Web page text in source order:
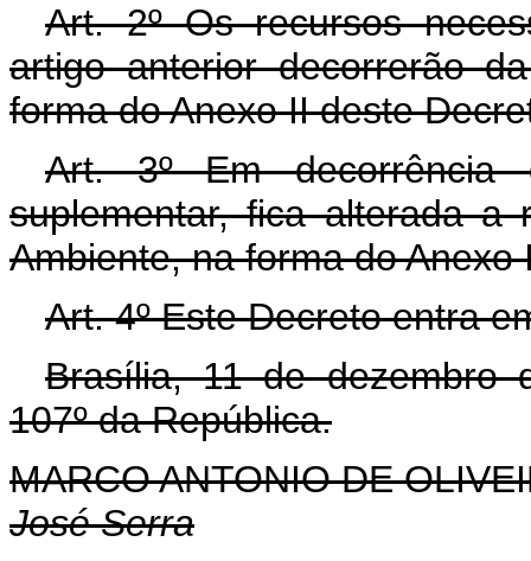
Art. 2º Os recursos
artigo anterior decorrerão
forma do Anexo II deste
Art. 3º Em decorrência
suplementar, fica alterada a
Ambiente, na forma do Anexo
Art. 4º Este Decreto entra
Brasília, 11 de dezembro
107º da República.
MARCO ANTONIO DE
José Serra